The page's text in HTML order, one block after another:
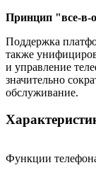
Принцип "все-в-
Поддержка
также
и управление
значительно
обслуживание.
Функции